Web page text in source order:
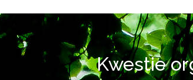
Kwestie